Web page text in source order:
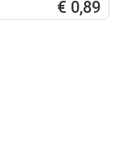
€ 0,89